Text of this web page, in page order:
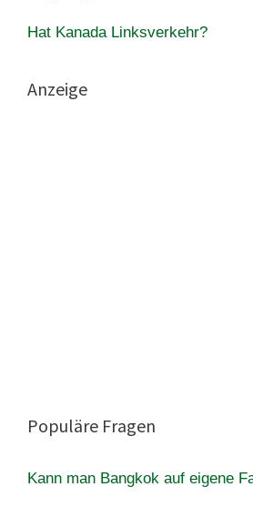
Hat Kanada Linksverkehr?
Anzeige
Populäre Fragen
Kann man Bangkok auf eigene